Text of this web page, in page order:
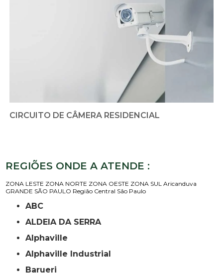
CIRCUITO DE CÂMERA RESIDENCIAL
REGIÕES ONDE A ATENDE :
ZONA LESTE ZONA NORTE ZONA OESTE ZONA SUL Aricanduva
GRANDE SÃO PAULO Região Central São Paulo
ABC
ALDEIA DA SERRA
Alphaville
Alphaville Industrial
Barueri